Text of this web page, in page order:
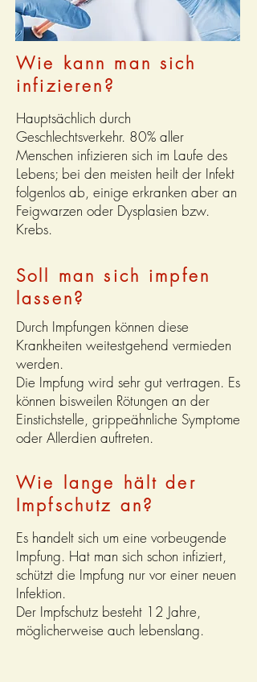
Wie kann man sich
infizieren?
Hauptsächlich durch
Geschlechtsverkehr. 80% aller
Menschen infizieren sich im Laufe des
Lebens; bei den meisten heilt der Infekt
folgenlos ab, einige erkranken aber an
Feigwarzen oder Dysplasien bzw.
Krebs.
Soll man sich impfen
lassen?
Durch Impfungen können diese
Krankheiten weitestgehend vermieden
werden.
Die Impfung wird sehr gut vertragen. Es
können bisweilen Rötungen an der
Einstichstelle, grippeähnliche Symptome
oder Allerdien auftreten.
Wie lange hält der
Impfschutz an?
Es handelt sich um eine vorbeugende
Impfung. Hat man sich schon infiziert,
schützt die Impfung nur vor einer neuen
Infektion.
Der Impfschutz besteht 12 Jahre,
möglicherweise auch lebenslang.